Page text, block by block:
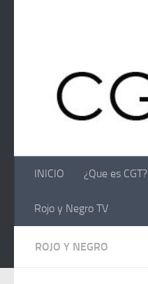
INICIO ¿Que es CGT?
Rojo y Negro TV
ROJO Y NEGRO